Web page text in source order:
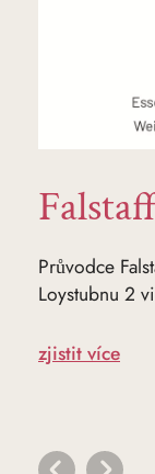
Průvodce
Loystubnu 2
zjistit více